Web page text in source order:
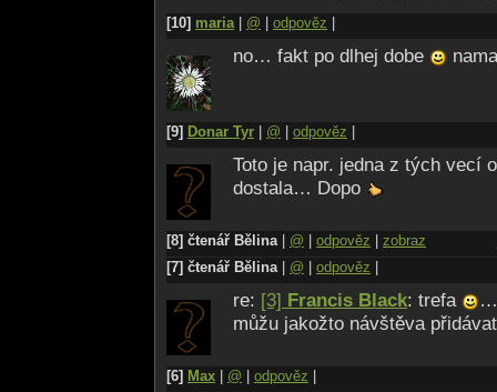
[10] maria| @ odpověz
no… fakt po dlhej dobe
[9] Donar Tyr @ odpověz
Toto je napr. jedna z tých vecí
dostala… Dopo
[8] čtenář Bělina| @ odpověz zobraz
[7] čtenář Bělina| @ odpověz
re: [3] Francis Black: trefa
…
můžu jakožto návštěva
[6] Max @ odpověz